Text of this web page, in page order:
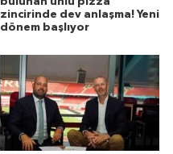
zincirinde dev anlaşma! Yeni
dönem başlıyor